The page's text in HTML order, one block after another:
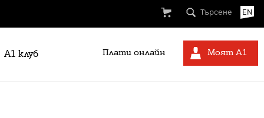
Търсене EN
A1 клуб Плати онлайн Моят А1